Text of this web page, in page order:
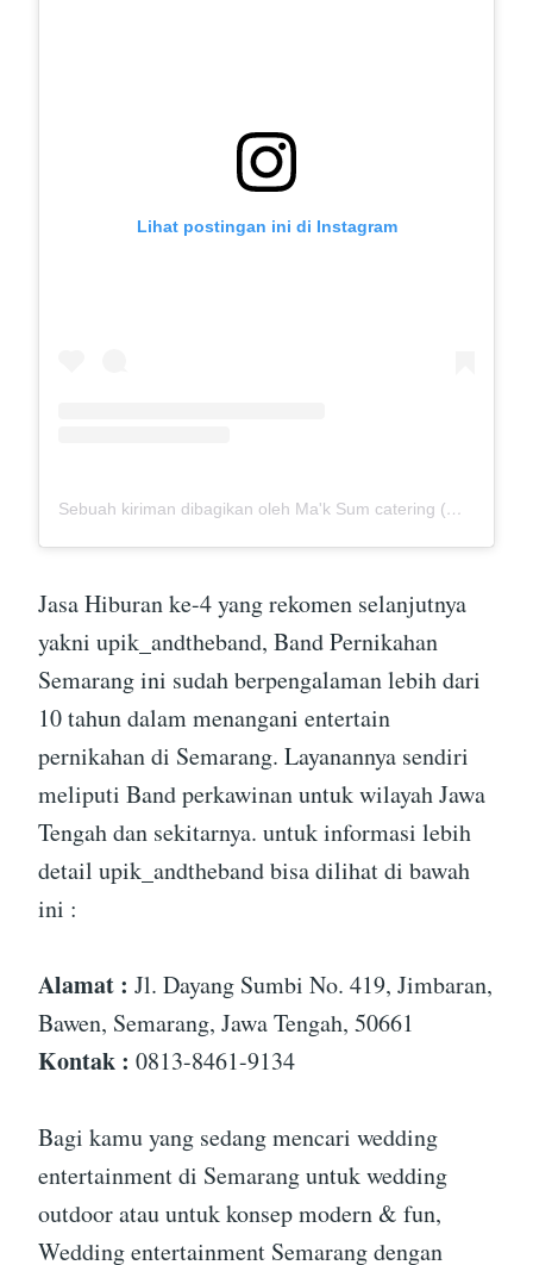
Lihat postingan ini di Instagram
Sebuah kiriman dibagikan oleh Ma'k Sum catering (@mak_sumcatering)
Jasa Hiburan ke-4 yang rekomen selanjutnya
yakni upik_andtheband, Band Pernikahan
Semarang ini sudah berpengalaman lebih dari
10 tahun dalam menangani entertain
pernikahan di Semarang. Layanannya sendiri
meliputi Band perkawinan untuk wilayah Jawa
Tengah dan sekitarnya. untuk informasi lebih
detail upik_andtheband bisa dilihat di bawah
ini :
Alamat : Jl. Dayang Sumbi No. 419, Jimbaran,
Bawen, Semarang, Jawa Tengah, 50661
Kontak : 0813-8461-9134
Bagi kamu yang sedang mencari wedding
entertainment di Semarang untuk wedding
outdoor atau untuk konsep modern & fun,
Wedding entertainment Semarang dengan